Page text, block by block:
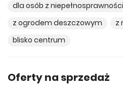
dla osób z
z ogrodem deszczowym
z
blisko centrum
Oferty na sprzedaż